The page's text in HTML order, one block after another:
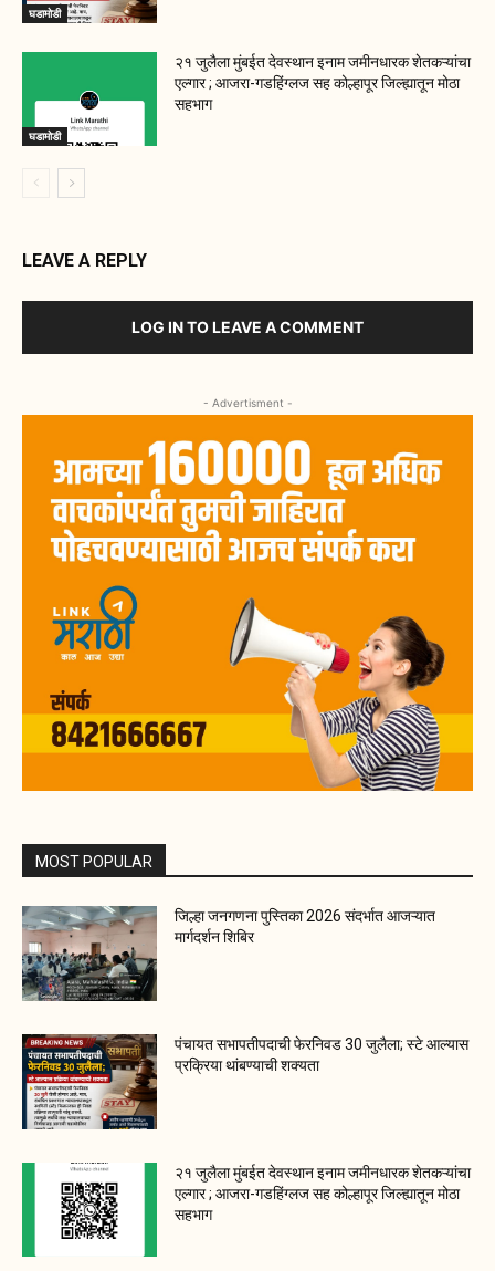
घडामोडी
घडामोडी
२१ जुलैला मुंबईत देवस्थान इनाम जमीनधारक शेतकऱ्यांचा
एल्गार ; आजरा-गडहिंग्लज सह कोल्हापूर जिल्ह्यातून मोठा
सहभाग
LEAVE A REPLY
LOG IN TO LEAVE A COMMENT
- Advertisment -
MOST POPULAR
जिल्हा जनगणना पुस्तिका 2026 संदर्भात आजऱ्यात
मार्गदर्शन शिबिर
पंचायत सभापतीपदाची फेरनिवड 30 जुलैला; स्टे आल्यास
प्रक्रिया थांबण्याची शक्यता
२१ जुलैला मुंबईत देवस्थान इनाम जमीनधारक शेतकऱ्यांचा
एल्गार ; आजरा-गडहिंग्लज सह कोल्हापूर जिल्ह्यातून मोठा
सहभाग